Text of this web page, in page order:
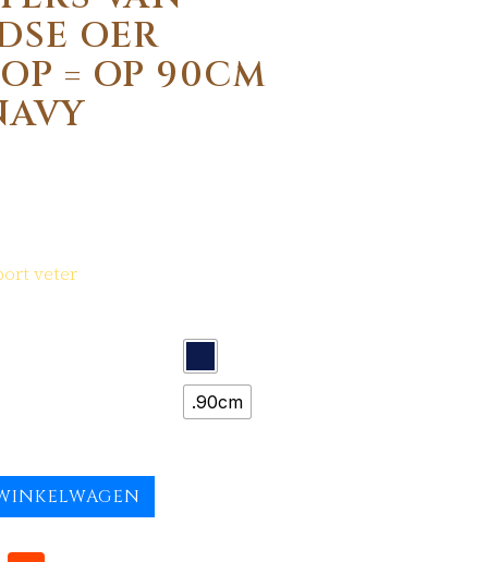
OER
= OP 90CM
veter
.90cm